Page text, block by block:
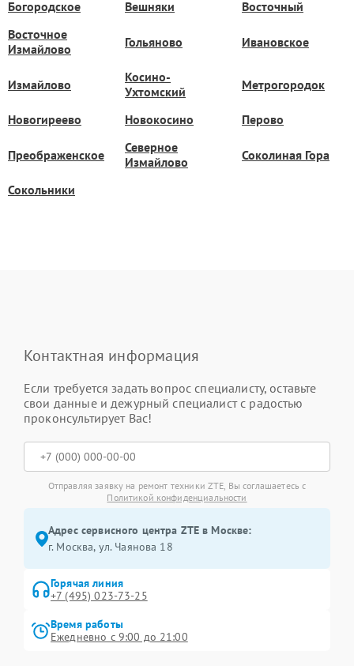
Богородское Вешняки
Восточный
Восточное
Измайлово
Гольяново Ивановское
Измайлово
Косино-
Ухтомский
Метрогородок
Новогиреево Новокосино Перово
Преображенское
Северное
Измайлово
Соколиная Гора
Сокольники
Контактная информация
Если требуется задать вопрос специалисту, оставьте
свои данные и дежурный специалист с радостью
проконсультирует Вас!
Отправляя заявку на ремонт техники ZTE, Вы соглашаетесь с
Политикой конфиденциальности
Адрес сервисного центра ZTE в Москве:
г. Москва, ул. Чаянова 18
Горячая линия
+7 (495) 023-73-25
Время работы
Ежедневно с 9:00 до 21:00